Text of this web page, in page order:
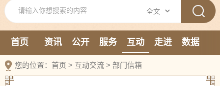
首页 资讯 公开 服务 互动 走进
数据
您的位置： 首页 > 互动交流 > 部门信箱